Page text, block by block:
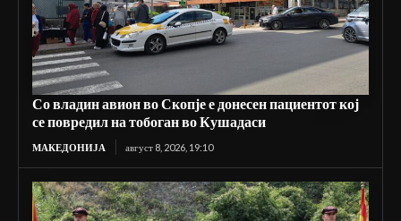
Со владин авион во Скопје е донесен пациентот кој
се повредил на тобоган во Кушадаси
МАКЕДОНИЈА август 8, 2026, 19:10